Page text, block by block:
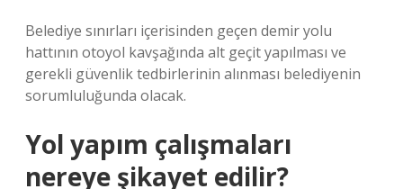
Belediye sınırları içerisinden geçen demir yolu
hattının otoyol kavşağında alt geçit yapılması ve
gerekli güvenlik tedbirlerinin alınması belediyenin
sorumluluğunda olacak.
Yol yapım çalışmaları
nereye şikayet edilir?